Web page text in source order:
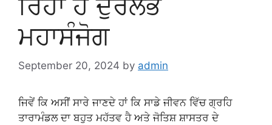
ਮਹਾਸੰਜੋਗ
September 20, 2024 by admin
ਜਿਵੇਂ ਕਿ ਅਸੀਂ ਸਾਰੇ ਜਾਣਦੇ ਹਾਂ ਕਿ ਸਾਡੇ ਜੀਵਨ ਵਿੱਚ ਗ੍ਰਹਿ
ਤਾਰਾਮੰਡਲ ਦਾ ਬਹੁਤ ਮਹੱਤਵ ਹੈ ਅਤੇ ਜੋਤਿਸ਼ ਸ਼ਾਸਤਰ ਦੇ